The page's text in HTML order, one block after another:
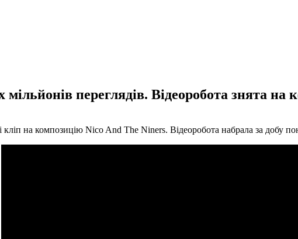
мільйонів переглядів. Відеоробота знята
на композицію Nico And The Niners. Відеоробота набрала за добу